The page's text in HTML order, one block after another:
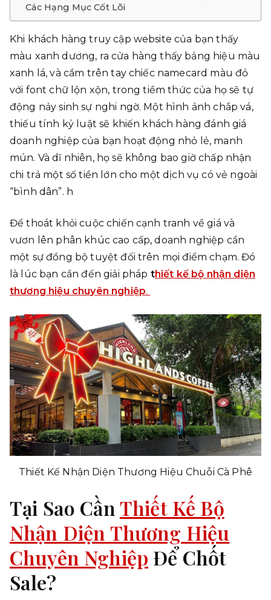
Các Hạng Mục Cốt Lõi
Khi khách hàng truy cập website của bạn thấy
màu xanh dương, ra cửa hàng thấy bảng hiệu màu
xanh lá, và cầm trên tay chiếc namecard màu đỏ
với font chữ lộn xộn, trong tiềm thức của họ sẽ tự
động nảy sinh sự nghi ngờ. Một hình ảnh chắp vá,
thiếu tính kỷ luật sẽ khiến khách hàng đánh giá
doanh nghiệp của bạn hoạt động nhỏ lẻ, manh
mún. Và dĩ nhiên, họ sẽ không bao giờ chấp nhận
chi trả một số tiền lớn cho một dịch vụ có vẻ ngoài
“bình dân”. h
Để thoát khỏi cuộc chiến cạnh tranh về giá và
vươn lên phân khúc cao cấp, doanh nghiệp cần
một sự đồng bộ tuyệt đối trên mọi điểm chạm. Đó
là lúc bạn cần đến giải pháp thiết kế bộ nhận diện
thương hiệu chuyên nghiệp.
Thiết Kế Nhận Diện Thương Hiệu Chuỗi Cà Phê
Tại Sao Cần Thiết Kế Bộ
Nhận Diện Thương Hiệu
Chuyên Nghiệp Để Chốt
Sale?